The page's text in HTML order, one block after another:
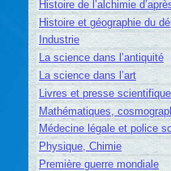
Histoire de l’alchimie
Histoire et géographie du
Industrie
La science dans l’antiquité
La science dans l’art
Livres et presse
Mathématiques,
Médecine légale et police
Physique, Chimie
Première guerre mondiale